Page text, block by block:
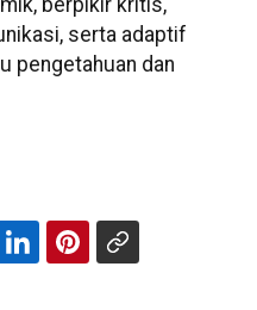
serta adaptif
pengetahuan dan